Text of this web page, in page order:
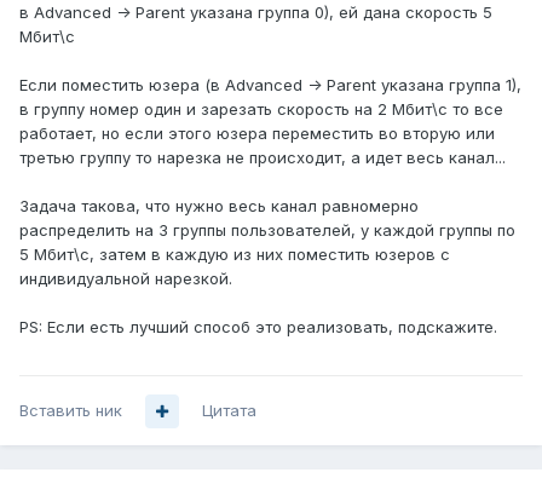
в Advanced -> Parent указана группа 0), ей дана скорость 5
Мбит\с
Если поместить юзера (в Advanced -> Parent указана группа 1),
в группу номер один и зарезать скорость на 2 Мбит\с то все
работает, но если этого юзера переместить во вторую или
третью группу то нарезка не происходит, а идет весь канал...
Задача такова, что нужно весь канал равномерно
распределить на 3 группы пользователей, у каждой группы по
5 Мбит\с, затем в каждую из них поместить юзеров с
индивидуальной нарезкой.
PS: Если есть лучший способ это реализовать, подскажите.
Вставить ник Цитата